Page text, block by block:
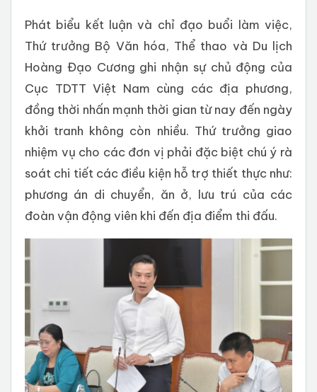
Phát biểu kết luận và chỉ đạo buổi làm việc,
Thứ trưởng Bộ Văn hóa, Thể thao và Du lịch
Hoàng Đạo Cương ghi nhận sự chủ động của
Cục TDTT Việt Nam cùng các địa phương,
đồng thời nhấn mạnh thời gian từ nay đến ngày
khởi tranh không còn nhiều. Thứ trưởng giao
nhiệm vụ cho các đơn vị phải đặc biệt chú ý rà
soát chi tiết các điều kiện hỗ trợ thiết thực như:
phương án di chuyển, ăn ở, lưu trú của các
đoàn vận động viên khi đến địa điểm thi đấu.